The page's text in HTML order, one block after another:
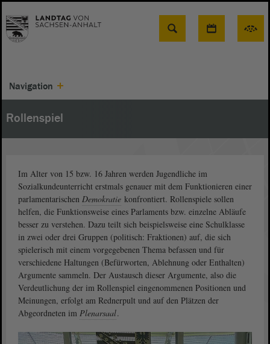
Suche
Navigation
Rollenspiel
Im Alter von 15 bzw. 16 Jahren werden Jugendliche im
Sozialkundeunterricht erstmals genauer mit dem Funktionieren einer
parlamentarischen Demokratie konfrontiert. Rollenspiele sollen
helfen, die Funktionsweise eines Parlaments bzw. einzelne Abläufe
besser zu verstehen. Dazu teilt sich beispielsweise eine Schulklasse
in zwei oder drei Gruppen (politisch: Fraktionen) auf, die sich
spielerisch mit einem vorgegebenen Thema befassen und für
verschiedene Haltungen (Befürworten, Ablehnung oder Enthalten)
Argumente sammeln. Der Austausch dieser Argumente, also die
Verdeutlichung der im Rollenspiel eingenommenen Positionen und
Meinungen, erfolgt am Rednerpult und auf den Plätzen der
Abgeordneten im Plenarsaal.